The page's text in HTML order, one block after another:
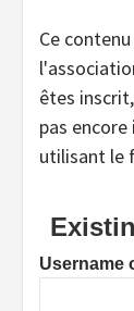
Ce
êtes
pas
utilisant le
Username